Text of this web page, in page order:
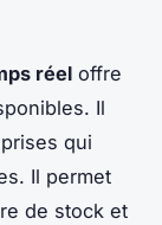
réel offre
Il
qui
Il permet
de stock et